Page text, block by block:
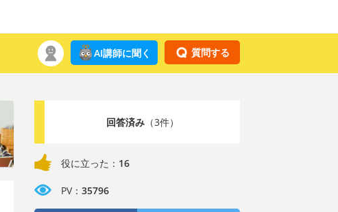
質問する
AI講師に聞く
回答済み（3件）
役に立った： 16
PV： 35796